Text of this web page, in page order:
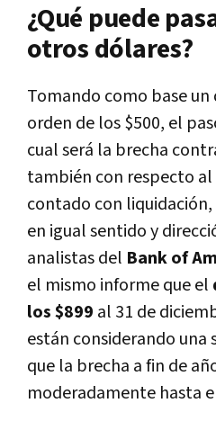
¿Qué puede
otros dólares?
Tomando como base
orden de los $500, el
cual será la brecha
también con respecto al
contado con
en igual sentido y
analistas del Bank of
el mismo informe que el
los $899 al 31 de
están considerando una
que la brecha a fin de
moderadamente hasta